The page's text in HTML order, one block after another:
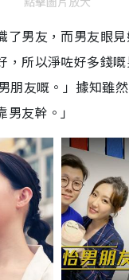
男友，而男友眼
所以淨咗好多錢
友嘅。」據知雖
友幹。」